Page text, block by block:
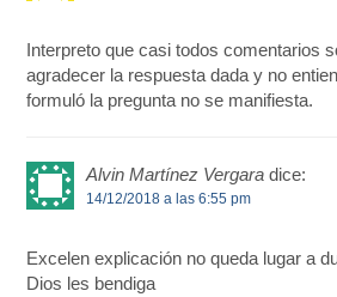
Interpreto que casi todos comentarios
agradecer la respuesta dada y no
formuló la pregunta no se manifiesta.
Alvin Martínez Vergara dice:
14/12/2018 a las 6:55 pm
Excelen explicación no queda lugar a
Dios les bendiga